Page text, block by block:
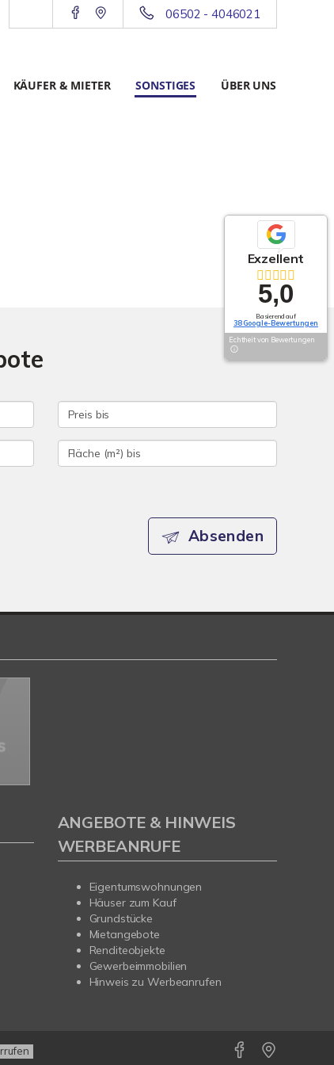
06502 - 4046021
KÄUFER & MIETER SONSTIGES ÜBER UNS
Absenden
Exzellent
5,0
Basierend auf
38 Google-Bewertungen
Echtheit von Bewertungen
ANGEBOTE & HINWEIS
WERBEANRUFE
Eigentumswohnungen
Häuser zum Kauf
Grundstücke
Mietangebote
Renditeobjekte
Gewerbeimmobilien
Hinweis zu Werbeanrufen